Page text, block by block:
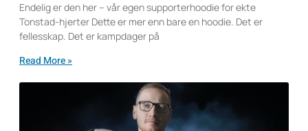
Endelig er den her – vår egen supporterhoodie for ekte
Tonstad-hjerter Dette er mer enn bare en hoodie. Det er
fellesskap. Det er kampdager på
Read More »